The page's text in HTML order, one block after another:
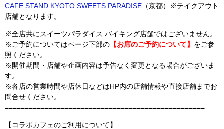
CAFE STAND KYOTO SWEETS PARADISE （京都）※テイクアウト
店舗となります。
※全店共にスイーツパラダイス バイキング店舗ではございません。
※ご予約についてはページ下部の 【お席のご予約について】 をご参
照ください。
※開催期間・店舗や企画内容は予告なく変更となる場合がございま
す。
※各店の営業時間や店休日などはHP内の店舗情報や直接店舗までお
問合せください。
==================================================
【コラボカフェのご利用について】